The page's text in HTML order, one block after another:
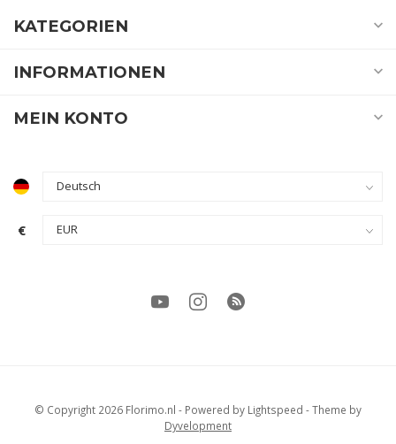
KATEGORIEN
INFORMATIONEN
MEIN KONTO
€
© Copyright 2026 Florimo.nl - Powered by Lightspeed - Theme by
Dyvelopment